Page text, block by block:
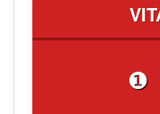
❶